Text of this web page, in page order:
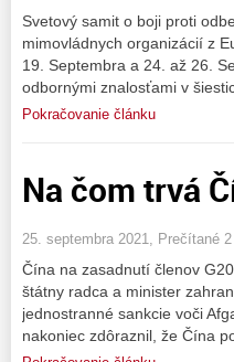
Svetový samit o boji proti
mimovládnych organizácií z
19. Septembra a 24. až 26.
odbornými znalosťami v
Pokračovanie článku
Na čom trvá
25. septembra 2021, Prečítané
Čína na zasadnutí členov
štátny radca a minister
jednostranné sankcie voči
nakoniec zdôraznil, že Čína